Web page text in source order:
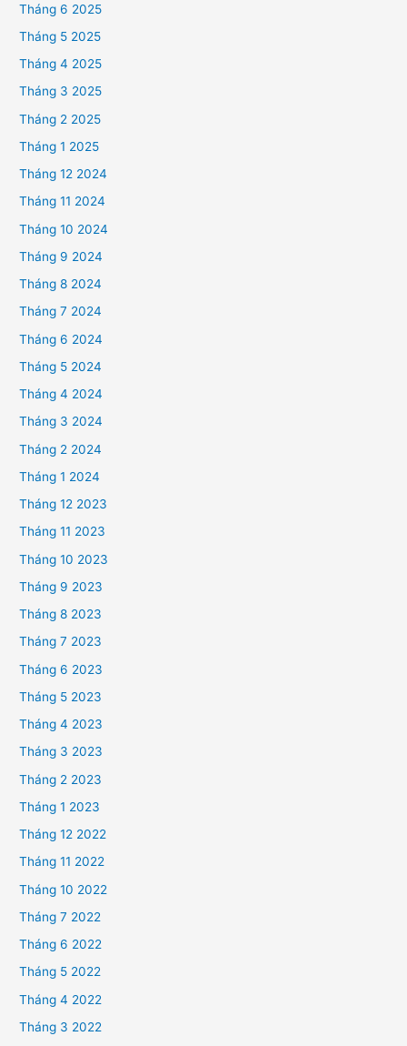
Tháng 6 2025
Tháng 5 2025
Tháng 4 2025
Tháng 3 2025
Tháng 2 2025
Tháng 1 2025
Tháng 12 2024
Tháng 11 2024
Tháng 10 2024
Tháng 9 2024
Tháng 8 2024
Tháng 7 2024
Tháng 6 2024
Tháng 5 2024
Tháng 4 2024
Tháng 3 2024
Tháng 2 2024
Tháng 1 2024
Tháng 12 2023
Tháng 11 2023
Tháng 10 2023
Tháng 9 2023
Tháng 8 2023
Tháng 7 2023
Tháng 6 2023
Tháng 5 2023
Tháng 4 2023
Tháng 3 2023
Tháng 2 2023
Tháng 1 2023
Tháng 12 2022
Tháng 11 2022
Tháng 10 2022
Tháng 7 2022
Tháng 6 2022
Tháng 5 2022
Tháng 4 2022
Tháng 3 2022